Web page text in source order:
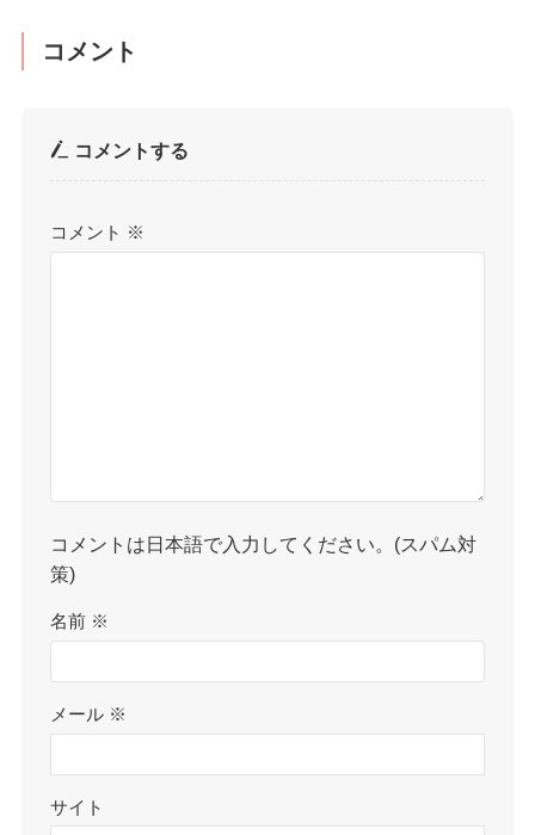
コメント
コメントする
コメント ※
コメントは日本語で入力してください。(スパム対
策)
名前 ※
メール ※
サイト